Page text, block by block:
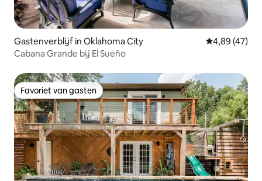
Gastenverblijf in Oklahoma City Gemiddelde
4,89 (47)
Cabana Grande bij El Sueño
Favoriet van gasten
Favoriet van gasten